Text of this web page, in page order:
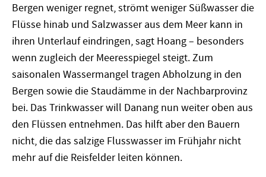
Bergen weniger regnet, strömt weniger Süßwasser die
Flüsse hinab und Salzwasser aus dem Meer kann in
ihren Unterlauf eindringen, sagt Hoang – besonders
wenn zugleich der Meeresspiegel steigt. Zum
saisonalen Wassermangel tragen Abholzung in den
Bergen sowie die Staudämme in der Nachbarprovinz
bei. Das Trinkwasser will Danang nun weiter oben aus
den Flüssen entnehmen. Das hilft aber den Bauern
nicht, die das salzige Flusswasser im Frühjahr nicht
mehr auf die Reisfelder leiten können.